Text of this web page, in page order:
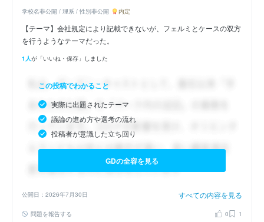
学校名非公開 / 理系 / 性別非公開 内定
【テーマ】会社規定により記載できないが、フェルミとケースの双方
を行うようなテーマだった。
1人が「いいね・保存」しました
この投稿でわかること
実際に出題されたテーマ
議論の進め方や選考の流れ
投稿者が意識した立ち回り
GDの全容を見る
公開日：2026年7月30日 すべての内容を見る
問題を報告する 0 1